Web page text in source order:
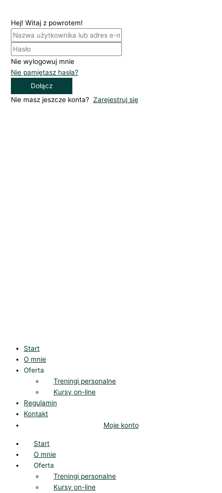
Hej! Witaj z powrotem!
Nie wylogowuj mnie
Nie pamiętasz hasła?
Dołącz
Nie masz jeszcze konta? Zarejestruj się
Start
O mnie
Oferta
Treningi personalne
Kursy on-line
Regulamin
Kontakt
Moje konto
Start
O mnie
Oferta
Treningi personalne
Kursy on-line